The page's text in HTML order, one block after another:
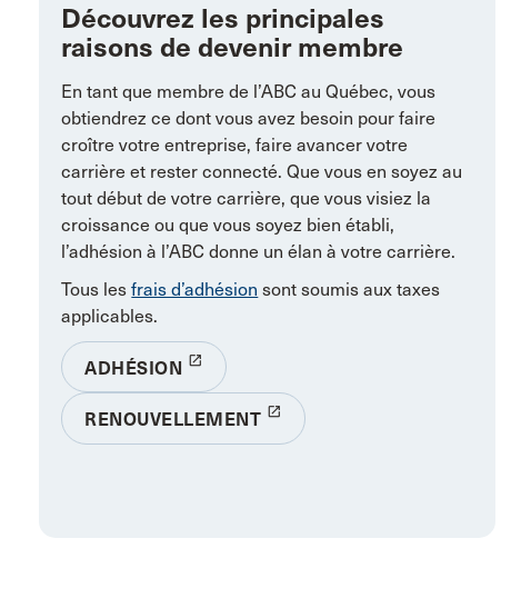
Découvrez les principales
raisons de devenir membre
En tant que membre de l’ABC au Québec, vous
obtiendrez ce dont vous avez besoin pour faire
croître votre entreprise, faire avancer votre
carrière et rester connecté. Que vous en soyez au
tout début de votre carrière, que vous visiez la
croissance ou que vous soyez bien établi,
l’adhésion à l’ABC donne un élan à votre carrière.
Tous lesfrais d’adhésion sont soumis aux taxes
applicables.
ADHÉSION launch
RENOUVELLEMENT launch